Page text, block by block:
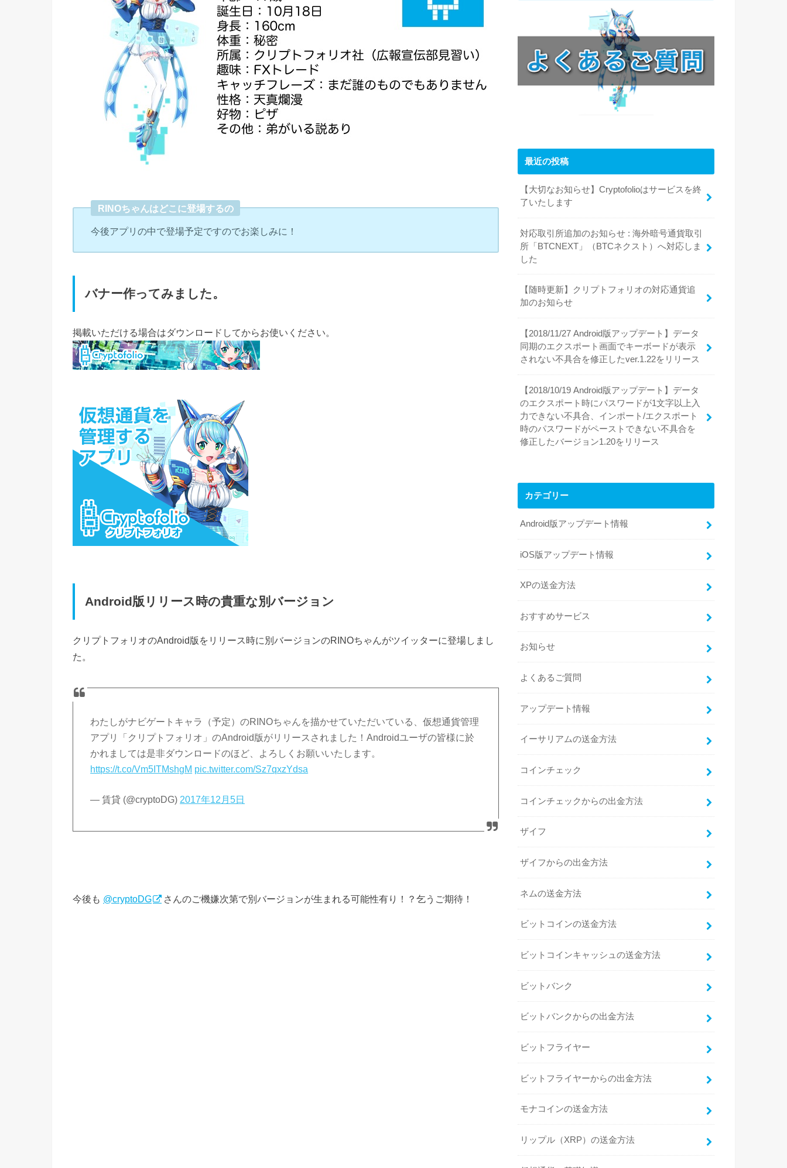
RINOちゃんはどこに登場するの
今後アプリの中で登場予定ですのでお楽しみに！
バナー作ってみました。
掲載いただける場合はダウンロードしてからお使いください。
Android版リリース時の貴重な別バージョン
クリプトフォリオのAndroid版をリリース時に別バージョンのRINOちゃんがツイッターに登場しまし
た。
わたしがナビゲートキャラ（予定）のRINOちゃんを描かせていただいている、仮想通貨管理
アプリ「クリプトフォリオ」のAndroid版がリリースされました！Androidユーザの皆様に於
かれましては是非ダウンロードのほど、よろしくお願いいたします。
https://t.co/Vm5ITMshgM pic.twitter.com/Sz7qxzYdsa
— 賃貸 (@cryptoDG) 2017年12月5日
今後も @cryptoDG さんのご機嫌次第で別バージョンが生まれる可能性有り！？乞うご期待！
最近の投稿
【大切なお知らせ】Cryptofolioはサービスを終
了いたします
対応取引所追加のお知らせ : 海外暗号通貨取引
所「BTCNEXT」（BTCネクスト）へ対応しま
した
【随時更新】クリプトフォリオの対応通貨追
加のお知らせ
【2018/11/27 Android版アップデート】データ
同期のエクスポート画面でキーボードが表示
されない不具合を修正したver.1.22をリリース
【2018/10/19 Android版アップデート】データ
のエクスポート時にパスワードが1文字以上入
力できない不具合、インポート/エクスポート
時のパスワードがペーストできない不具合を
修正したバージョン1.20をリリース
カテゴリー
Android版アップデート情報
iOS版アップデート情報
XPの送金方法
おすすめサービス
お知らせ
よくあるご質問
アップデート情報
イーサリアムの送金方法
コインチェック
コインチェックからの出金方法
ザイフ
ザイフからの出金方法
ネムの送金方法
ビットコインの送金方法
ビットコインキャッシュの送金方法
ビットバンク
ビットバンクからの出金方法
ビットフライヤー
ビットフライヤーからの出金方法
モナコインの送金方法
リップル（XRP）の送金方法